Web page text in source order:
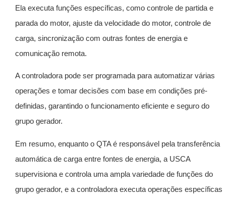
Ela executa funções específicas, como controle de partida e
parada do motor, ajuste da velocidade do motor, controle de
carga, sincronização com outras fontes de energia e
comunicação remota.
A controladora pode ser programada para automatizar várias
operações e tomar decisões com base em condições pré-
definidas, garantindo o funcionamento eficiente e seguro do
grupo gerador.
Em resumo, enquanto o QTA é responsável pela transferência
automática de carga entre fontes de energia, a USCA
supervisiona e controla uma ampla variedade de funções do
grupo gerador, e a controladora executa operações específicas